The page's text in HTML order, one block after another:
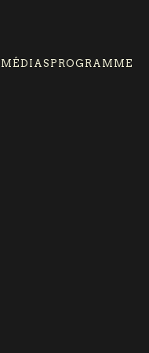
MÉDIAS PROGRAMME